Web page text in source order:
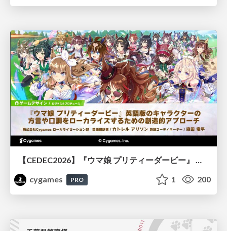
【CEDEC2026】『ウマ娘 プリティーダービー』 英語版のキャラクターの方言や口調をローカライズするための創造的アプローチ
cygames
PRO 1 200